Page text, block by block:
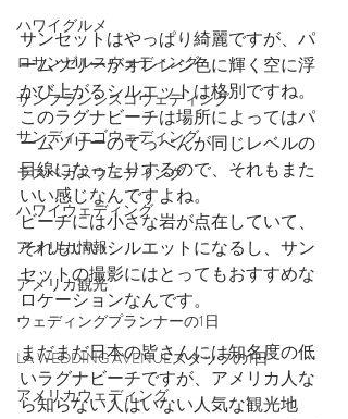
ハワイグルメ
ロサンゼルスウェディング
サンフランシスコウェディング
サンディエゴウェディング
ラスベガスウェディング
ハワイウェディング
アメリカ情報
アメリカ観光
ウェディングプランナーの1日
LA WEDDING AVENUEスタッフの1日
アメリカウェディング
サンセットはやっぱり綺麗ですが、パ
ームツリーがオレンジ色に輝く空に浮
かび上がるシルエットは格別ですね。
このラグナビーチは場所によってはパ
ームツリーのてっぺんが同じレベルの
目線になったりするので、それもまた
いい感じなんですよね。
ビーチには小さな岩が点在していて、
それもいいシルエットになるし、サン
セットの撮影にはとってもおすすめな
ロケーションなんです。
まだまだ日本の皆さんには知名度の低
いラグナビーチですが、アメリカ人な
ら知らない人はいない人気な観光地